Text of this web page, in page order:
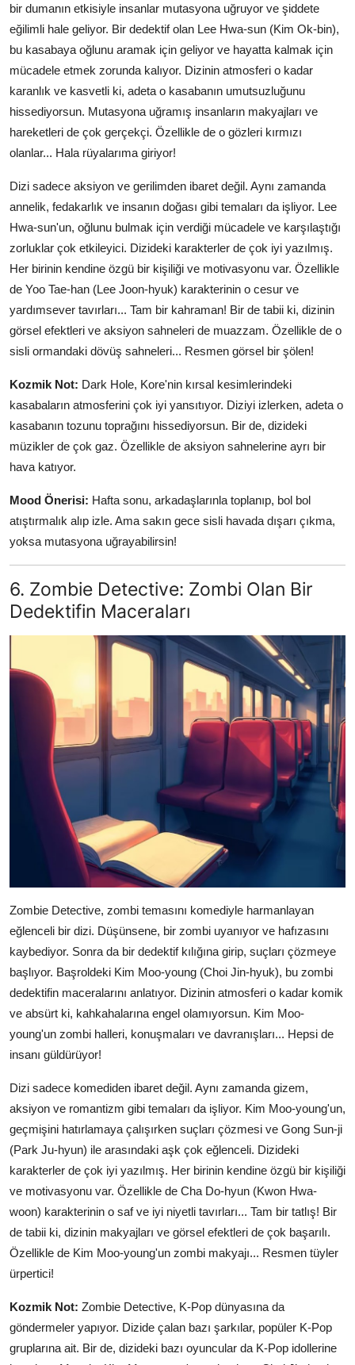
bir dumanın etkisiyle insanlar mutasyona uğruyor ve şiddete
eğilimli hale geliyor. Bir dedektif olan Lee Hwa-sun (Kim Ok-bin),
bu kasabaya oğlunu aramak için geliyor ve hayatta kalmak için
mücadele etmek zorunda kalıyor. Dizinin atmosferi o kadar
karanlık ve kasvetli ki, adeta o kasabanın umutsuzluğunu
hissediyorsun. Mutasyona uğramış insanların makyajları ve
hareketleri de çok gerçekçi. Özellikle de o gözleri kırmızı
olanlar... Hala rüyalarıma giriyor!
Dizi sadece aksiyon ve gerilimden ibaret değil. Aynı zamanda
annelik, fedakarlık ve insanın doğası gibi temaları da işliyor. Lee
Hwa-sun'un, oğlunu bulmak için verdiği mücadele ve karşılaştığı
zorluklar çok etkileyici. Dizideki karakterler de çok iyi yazılmış.
Her birinin kendine özgü bir kişiliği ve motivasyonu var. Özellikle
de Yoo Tae-han (Lee Joon-hyuk) karakterinin o cesur ve
yardımsever tavırları... Tam bir kahraman! Bir de tabii ki, dizinin
görsel efektleri ve aksiyon sahneleri de muazzam. Özellikle de o
sisli ormandaki dövüş sahneleri... Resmen görsel bir şölen!
Kozmik Not: Dark Hole, Kore'nin kırsal kesimlerindeki
kasabaların atmosferini çok iyi yansıtıyor. Diziyi izlerken, adeta o
kasabanın tozunu toprağını hissediyorsun. Bir de, dizideki
müzikler de çok gaz. Özellikle de aksiyon sahnelerine ayrı bir
hava katıyor.
Mood Önerisi: Hafta sonu, arkadaşlarınla toplanıp, bol bol
atıştırmalık alıp izle. Ama sakın gece sisli havada dışarı çıkma,
yoksa mutasyona uğrayabilirsin!
6. Zombie Detective: Zombi Olan Bir
Dedektifin Maceraları
Zombie Detective, zombi temasını komediyle harmanlayan
eğlenceli bir dizi. Düşünsene, bir zombi uyanıyor ve hafızasını
kaybediyor. Sonra da bir dedektif kılığına girip, suçları çözmeye
başlıyor. Başroldeki Kim Moo-young (Choi Jin-hyuk), bu zombi
dedektifin maceralarını anlatıyor. Dizinin atmosferi o kadar komik
ve absürt ki, kahkahalarına engel olamıyorsun. Kim Moo-
young'un zombi halleri, konuşmaları ve davranışları... Hepsi de
insanı güldürüyor!
Dizi sadece komediden ibaret değil. Aynı zamanda gizem,
aksiyon ve romantizm gibi temaları da işliyor. Kim Moo-young'un,
geçmişini hatırlamaya çalışırken suçları çözmesi ve Gong Sun-ji
(Park Ju-hyun) ile arasındaki aşk çok eğlenceli. Dizideki
karakterler de çok iyi yazılmış. Her birinin kendine özgü bir kişiliği
ve motivasyonu var. Özellikle de Cha Do-hyun (Kwon Hwa-
woon) karakterinin o saf ve iyi niyetli tavırları... Tam bir tatlış! Bir
de tabii ki, dizinin makyajları ve görsel efektleri de çok başarılı.
Özellikle de Kim Moo-young'un zombi makyajı... Resmen tüyler
ürpertici!
Kozmik Not: Zombie Detective, K-Pop dünyasına da
göndermeler yapıyor. Dizide çalan bazı şarkılar, popüler K-Pop
gruplarına ait. Bir de, dizideki bazı oyuncular da K-Pop idollerine